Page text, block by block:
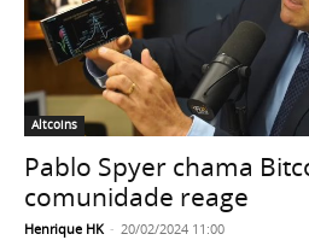
Altcoins
Pablo Spyer chama
comunidade reage
Henrique HK - 20/02/2024 11:00